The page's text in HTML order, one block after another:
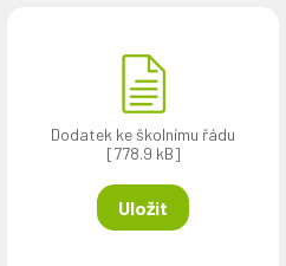
Dodatek ke školnímu řádu
[778.9 kB]
Uložit